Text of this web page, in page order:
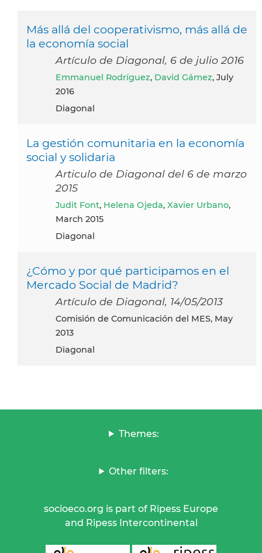
Más allá del cooperativismo, más allá de
la economía social
Artículo de Diagonal, 6 de julio 2016
Emmanuel Rodríguez, David Gámez, July
2016
Diagonal
La gestión comunitaria en la economía
social y solidaria
Articulo de Diagonal del 6 de marzo
2015
Judit Font, Helena Ojeda, Xavier Urbano,
March 2015
Diagonal
¿Cómo y por qué participamos en el
Mercado Social de Madrid?
Artículo de Diagonal, 14/05/2013
Comisión de Comunicación del MES, May
2013
Diagonal
Themes:
Other filters:
socioeco.org is part of Ripess Europe
and Ripess Intercontinental